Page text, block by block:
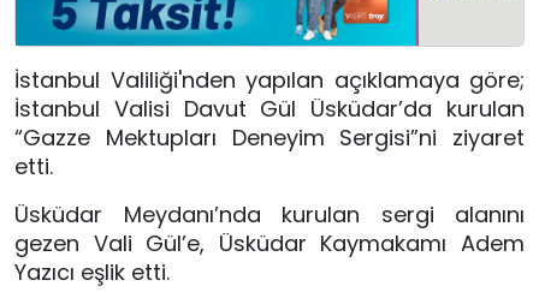
İstanbul Valiliği'nden yapılan açıklamaya göre;
İstanbul Valisi Davut Gül Üsküdar’da kurulan
“Gazze Mektupları Deneyim Sergisi”ni ziyaret
etti.
Üsküdar Meydanı’nda kurulan sergi alanını
gezen Vali Gül’e, Üsküdar Kaymakamı Adem
Yazıcı eşlik etti.